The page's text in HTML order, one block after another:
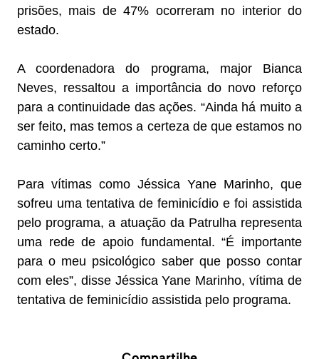
prisões, mais de 47% ocorreram no interior do
estado.
A coordenadora do programa, major Bianca
Neves, ressaltou a importância do novo reforço
para a continuidade das ações. “Ainda há muito a
ser feito, mas temos a certeza de que estamos no
caminho certo.”
Para vítimas como Jéssica Yane Marinho, que
sofreu uma tentativa de feminicídio e foi assistida
pelo programa, a atuação da Patrulha representa
uma rede de apoio fundamental. “É importante
para o meu psicológico saber que posso contar
com eles”, disse Jéssica Yane Marinho, vítima de
tentativa de feminicídio assistida pelo programa.